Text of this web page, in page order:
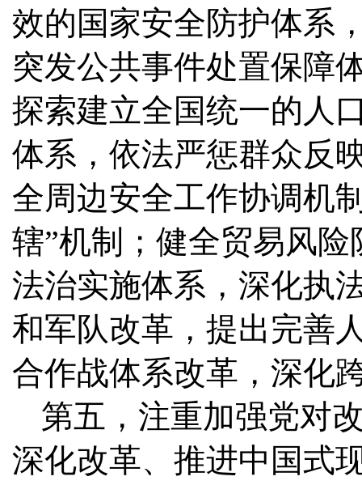
效的国家安全防护体系
突发公共事件处置保障
探索建立全国统一的人
体系，依法严惩群众反
全周边安全工作协调机
辖”机制；健全贸易风
法治实施体系，深化执
和军队改革，提出完善
合作战体系改革，深化
第五，注重加强党对
深化改革、推进中国式